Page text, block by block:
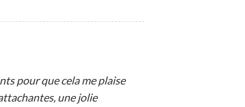
pour que cela me plaise
une jolie